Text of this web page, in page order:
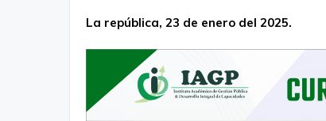
La república, 23 de enero del 2025.